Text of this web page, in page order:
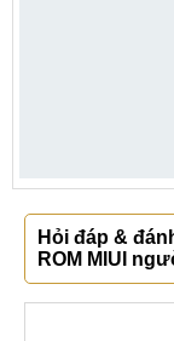
Hỏi đáp &
ROM MIUI